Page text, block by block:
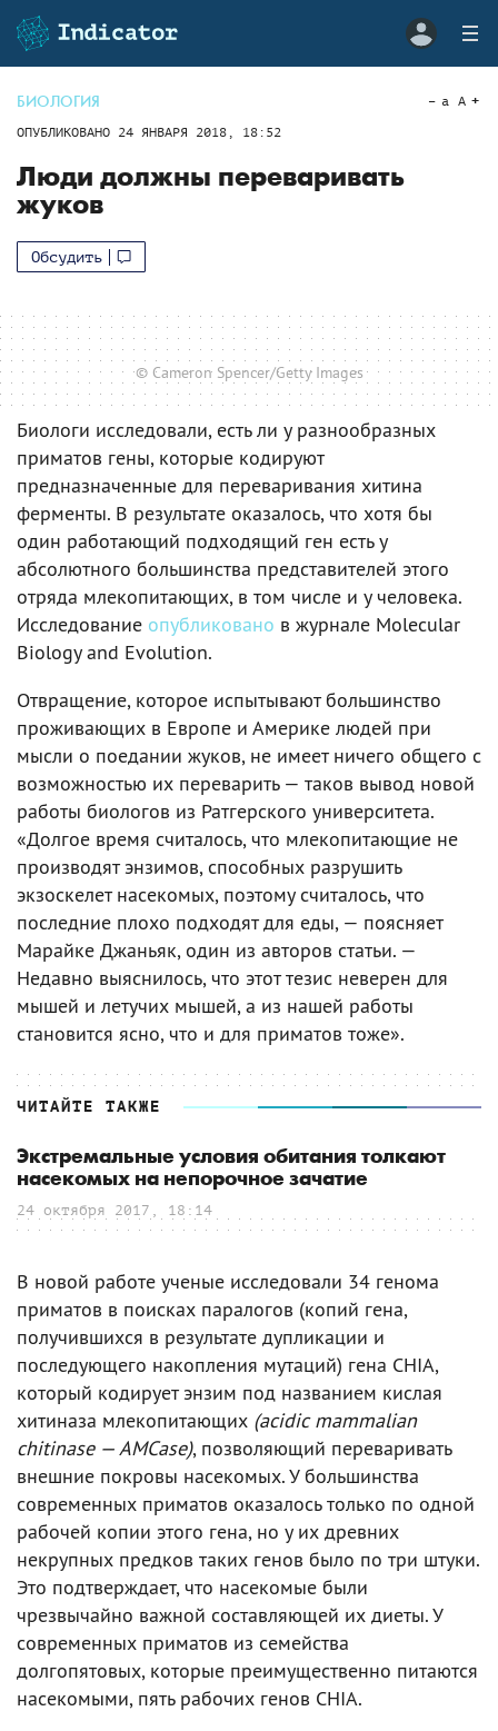
БИОЛОГИЯ
ОПУБЛИКОВАНО 24 ЯНВАРЯ 2018, 18:52
a A
Люди должны переваривать
жуков
Обсудить
© Cameron Spencer/Getty Images
Биологи исследовали, есть ли у разнообразных
приматов гены, которые кодируют
предназначенные для переваривания хитина
ферменты. В результате оказалось, что хотя бы
один работающий подходящий ген есть у
абсолютного большинства представителей этого
отряда млекопитающих, в том числе и у человека.
Исследование опубликовано в журнале Molecular
Biology and Evolution.
Отвращение, которое испытывают большинство
проживающих в Европе и Америке людей при
мысли о поедании жуков, не имеет ничего общего с
возможностью их переварить — таков вывод новой
работы биологов из Ратгерского университета.
«Долгое время считалось, что млекопитающие не
производят энзимов, способных разрушить
экзоскелет насекомых, поэтому считалось, что
последние плохо подходят для еды, — поясняет
Марайке Джаньяк, один из авторов статьи. —
Недавно выяснилось, что этот тезис неверен для
мышей и летучих мышей, а из нашей работы
становится ясно, что и для приматов тоже».
ЧИТАЙТЕ ТАКЖЕ
Экстремальные условия обитания толкают
насекомых на непорочное зачатие
24 октября 2017, 18:14
В новой работе ученые исследовали 34 генома
приматов в поисках паралогов (копий гена,
получившихся в результате дупликации и
последующего накопления мутаций) гена CHIA,
который кодирует энзим под названием кислая
хитиназа млекопитающих (acidic mammalian
chitinase — AMCase), позволяющий переваривать
внешние покровы насекомых. У большинства
современных приматов оказалось только по одной
рабочей копии этого гена, но у их древних
некрупных предков таких генов было по три штуки.
Это подтверждает, что насекомые были
чрезвычайно важной составляющей их диеты. У
современных приматов из семейства
долгопятовых, которые преимущественно питаются
насекомыми, пять рабочих генов CHIA.